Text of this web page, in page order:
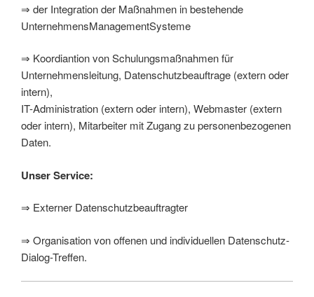
⇒ der Integration der Maßnahmen in bestehende
UnternehmensManagementSysteme
⇒ Koordiantion von Schulungsmaßnahmen für
Unternehmensleitung, Datenschutzbeauftrage (extern oder
intern),
IT-Administration (extern oder intern), Webmaster (extern
oder intern), Mitarbeiter mit Zugang zu personenbezogenen
Daten.
Unser Service:
⇒ Externer Datenschutzbeauftragter
⇒ Organisation von offenen und individuellen Datenschutz-
Dialog-Treffen.